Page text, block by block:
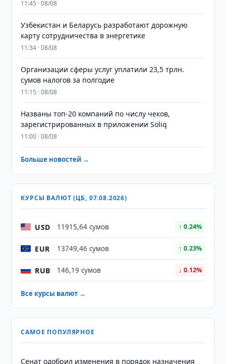
11:45 · 08/08
Узбекистан и Беларусь разработают дорожную
карту сотрудничества в энергетике
11:34 · 08/08
Организации сферы услуг уплатили 23,5 трлн.
сумов налогов за полгодие
11:15 · 08/08
Названы топ-20 компаний по числу чеков,
зарегистрированных в приложении Soliq
11:00 · 08/08
Больше новостей →
КУРСЫ ВАЛЮТ (ЦБ, 07.08.2026)
USD 11915,64 сумов ↑ 0.24%
EUR 13749,46 сумов ↑ 0.23%
RUB 146,19 сумов ↓ 0.12%
Все курсы валют →
САМОЕ ПОПУЛЯРНОЕ
Сенат одобрил изменения в порядок назначения